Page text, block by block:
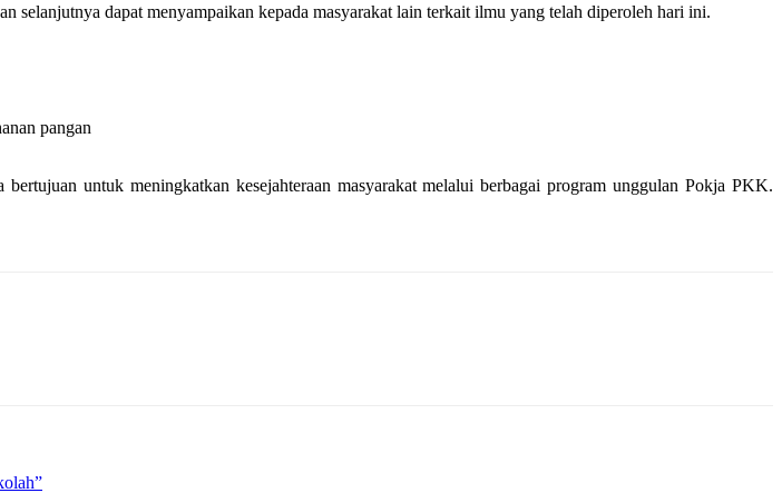
selanjutnya dapat menyampaikan kepada masyarakat lain terkait ilmu yang telah diperoleh hari ini.
pangan
untuk meningkatkan kesejahteraan masyarakat melalui berbagai program unggulan Pokja PKK.